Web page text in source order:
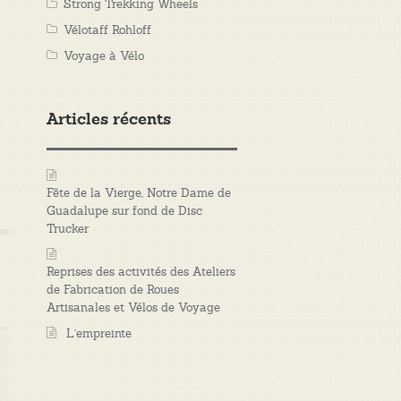
Strong Trekking Wheels
Vélotaff Rohloff
Voyage à Vélo
Articles récents
Fête de la Vierge, Notre Dame de
Guadalupe sur fond de Disc
Trucker
Reprises des activités des Ateliers
de Fabrication de Roues
Artisanales et Vélos de Voyage
L’empreinte